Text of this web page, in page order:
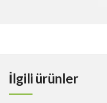
İlgili ürünler